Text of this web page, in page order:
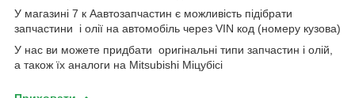
У магазині 7 к Аавтозапчастин є можливість підібрати
запчастини і олії на автомобіль через VIN код (номеру кузова)
У нас ви можете придбати оригінальні типи запчастин і олій,
а також їх аналоги на Mitsubishi Міцубісі